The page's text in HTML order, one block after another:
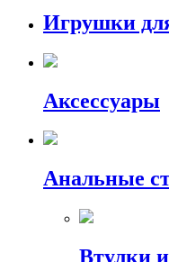
Игрушки
Аксессуары
Анальные
Втулки